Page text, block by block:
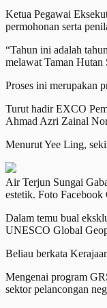
Ketua Pegawai
permohonan serta
“Tahun ini adalah
melawat Taman
Proses ini merupakan
Turut hadir EXCO
Ahmad Azri Zainal
Menurut Yee Ling,
Air Terjun Sungai
estetik. Foto
Dalam temu bual
UNESCO Global
Beliau berkata
Mengenai program
sektor pelancongan